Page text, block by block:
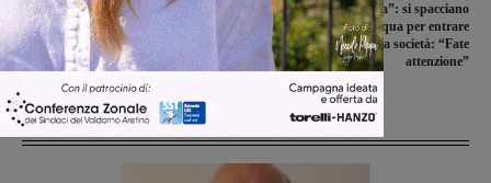
Torna l’agenda del Weekender:
cultura, eventi all’aperto, sagre e
molto altro in Valdarno
“L’acqua è avvelenata”: si spacciano
per addetti di Publiacqua per entrare
nelle case. La società: “Fate
attenzione”
Ultime Notizie